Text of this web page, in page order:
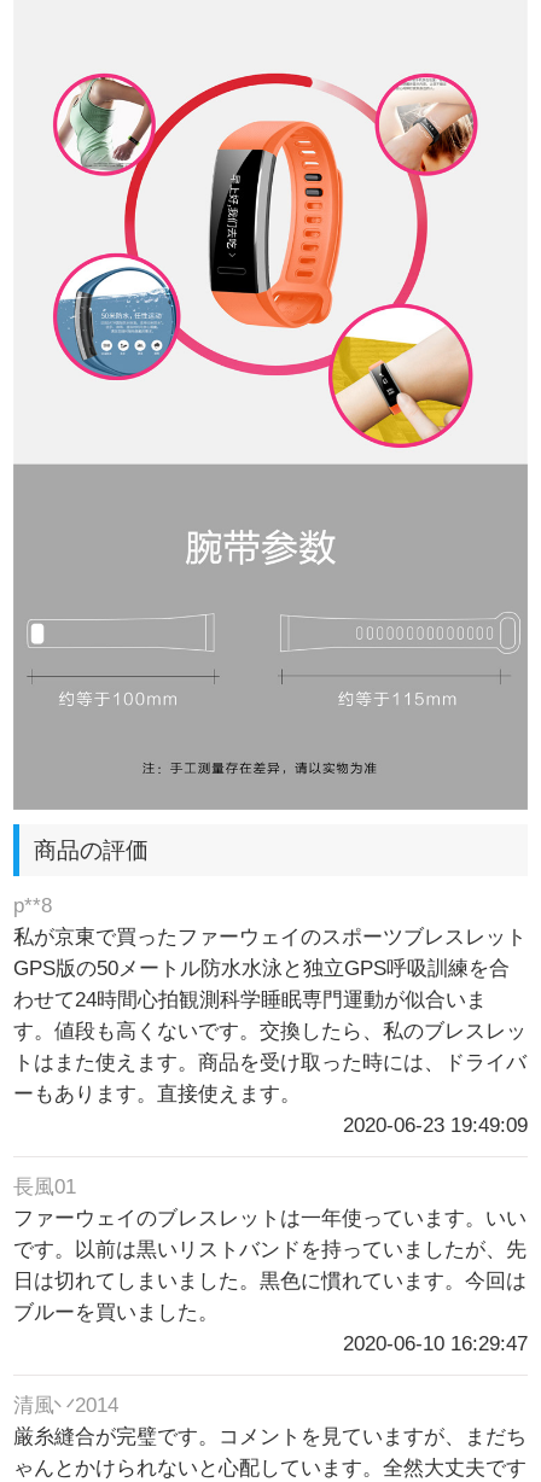
商品の評価
p**8
私が京東で買ったファーウェイのスポーツブレスレット
GPS版の50メートル防水水泳と独立GPS呼吸訓練を合
わせて24時間心拍観測科学睡眠専門運動が似合いま
す。値段も高くないです。交換したら、私のブレスレッ
トはまた使えます。商品を受け取った時には、ドライバ
ーもあります。直接使えます。
2020-06-23 19:49:09
長風01
ファーウェイのブレスレットは一年使っています。いい
です。以前は黒いリストバンドを持っていましたが、先
日は切れてしまいました。黒色に慣れています。今回は
ブルーを買いました。
2020-06-10 16:29:47
清風丷2014
厳糸縫合が完璧です。コメントを見ていますが、まだち
ゃんとかけられないと心配しています。全然大丈夫です